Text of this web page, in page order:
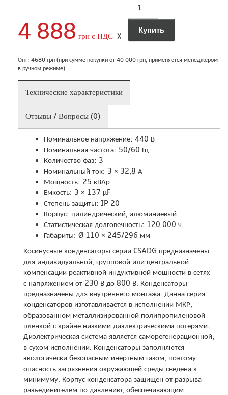
4 888 грн с НДС X
Опт: 4680 грн (при сумме покупки от 40 000 грн, применяется менеджером
в ручном режиме)
Технические характеристики
Отзывы / Вопросы (0)
Номинальное напряжение: 440 В
Номинальная частота: 50/60 Гц
Количество фаз: 3
Номинальный ток: 3 × 32,8 А
Мощность: 25 кВАр
Емкость: 3 × 137 µF
Степень защиты: IP 20
Корпус: цилиндрический, алюминиевый
Статистическая долговечность: 120 000 ч.
Габариты: Ø 110 × 245/296 мм
Косинусные конденсаторы серии CSADG предназначены
для индивидуальной, групповой или центральной
компенсации реактивной индуктивной мощности в сетях
с напряжением от 230 В до 800 В. Конденсаторы
предназначены для внутреннего монтажа. Данна серия
конденсаторов изготавливается в исполнении МКР,
образованном металлизированной полипропиленовой
плёнкой с крайне низкими диэлектрическими потерями.
Диэлектрическая система является саморегенерационной,
в сухом исполнении. Конденсаторы заполняются
экологически безопасным инертным газом, поэтому
опасность загрязнения окружающей среды сведена к
минимуму. Корпус конденсатора защищен от разрыва
разъединителем по давлению, обеспечивающим